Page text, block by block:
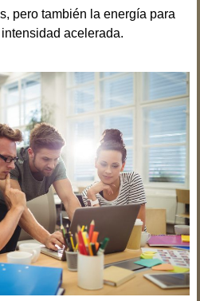
pero también la energía para
acelerada.